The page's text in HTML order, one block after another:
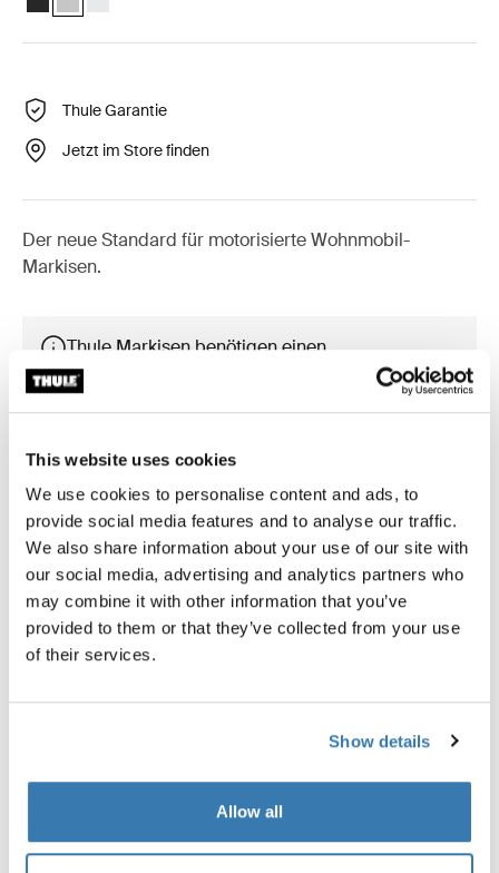
This website uses cookies
We use cookies to personalise content and ads, to
provide social media features and to analyse our traffic.
We also share information about your use of our site with
our social media, advertising and analytics partners who
may combine it with other information that you’ve
provided to them or that they’ve collected from your use
of their services.
Show details
Allow all
Thule Garantie
Jetzt im Store finden
Der neue Standard für motorisierte Wohnmobil-
Markisen.
Thule Markisen benötigen einen
fahrzeugspezifischen Adapter
Weitere Infos
Zubehör für Thule Omnistor 5200